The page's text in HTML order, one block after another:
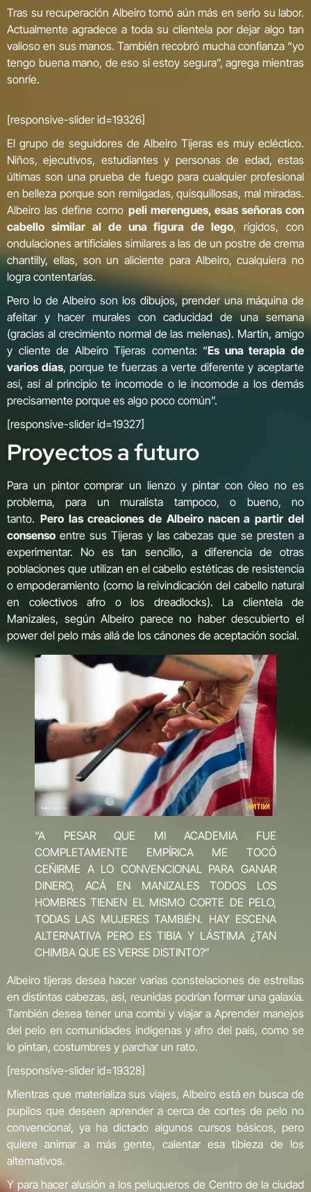
Tras su recuperación Albeiro tomó aún más en serio su labor.
Actualmente agradece a toda su clientela por dejar algo tan
valioso en sus manos. También recobró mucha confianza “yo
tengo buena mano, de eso si estoy segura”, agrega mientras
sonríe.
[responsive-slider id=19326]
El grupo de seguidores de Albeiro Tijeras es muy ecléctico.
Niños, ejecutivos, estudiantes y personas de edad, estas
últimas son una prueba de fuego para cualquier profesional
en belleza porque son remilgadas, quisquillosas, mal miradas.
Albeiro las define como peli merengues, esas señoras con
cabello similar al de una figura de lego, rígidos, con
ondulaciones artificiales similares a las de un postre de crema
chantilly, ellas, son un aliciente para Albeiro, cualquiera no
logra contentarlas.
Pero lo de Albeiro son los dibujos, prender una máquina de
afeitar y hacer murales con caducidad de una semana
(gracias al crecimiento normal de las melenas). Martín, amigo
y cliente de Albeiro Tijeras comenta: “Es una terapia de
varios días, porque te fuerzas a verte diferente y aceptarte
así, así al principio te incomode o le incomode a los demás
precisamente porque es algo poco común”.
[responsive-slider id=19327]
Proyectos a futuro
Para un pintor comprar un lienzo y pintar con óleo no es
problema, para un muralista tampoco, o bueno, no
tanto. Pero las creaciones de Albeiro nacen a partir del
consenso entre sus Tijeras y las cabezas que se presten a
experimentar. No es tan sencillo, a diferencia de otras
poblaciones que utilizan en el cabello estéticas de resistencia
o empoderamiento (como la reivindicación del cabello natural
en colectivos afro o los dreadlocks). La clientela de
Manizales, según Albeiro parece no haber descubierto el
power del pelo más allá de los cánones de aceptación social.
“A PESAR QUE MI ACADEMIA FUE
COMPLETAMENTE EMPÍRICA ME TOCÓ
CEÑIRME A LO CONVENCIONAL PARA GANAR
DINERO, ACÁ EN MANIZALES TODOS LOS
HOMBRES TIENEN EL MISMO CORTE DE PELO,
TODAS LAS MUJERES TAMBIÉN. HAY ESCENA
ALTERNATIVA PERO ES TIBIA Y LÁSTIMA ¿TAN
CHIMBA QUE ES VERSE DISTINTO?”
Albeiro tijeras desea hacer varias constelaciones de estrellas
en distintas cabezas, así, reunidas podrían formar una galaxia.
También desea tener una combi y viajar a Aprender manejos
del pelo en comunidades indígenas y afro del país, como se
lo pintan, costumbres y parchar un rato.
[responsive-slider id=19328]
Mientras que materializa sus viajes, Albeiro está en busca de
pupilos que deseen aprender a cerca de cortes de pelo no
convencional, ya ha dictado algunos cursos básicos, pero
quiere animar a más gente, calentar esa tibieza de los
alternativos.
Y para hacer alusión a los peluqueros de Centro de la ciudad